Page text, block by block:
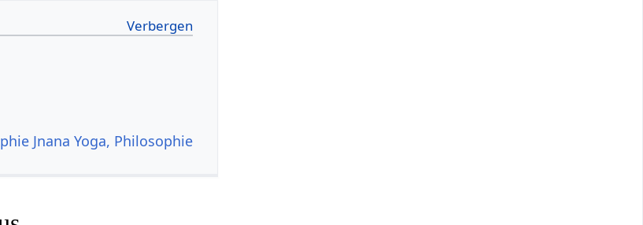
Jnana Yoga, Philosophie